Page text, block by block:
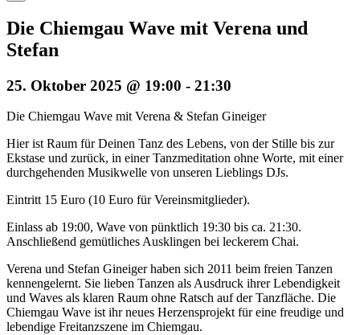
Die Chiemgau Wave mit Verena und
Stefan
25. Oktober 2025 @ 19:00 - 21:30
Die Chiemgau Wave mit Verena & Stefan Gineiger
Hier ist Raum für Deinen Tanz des Lebens, von der Stille bis zur
Ekstase und zurück, in einer Tanzmeditation ohne Worte, mit einer
durchgehenden Musikwelle von unseren Lieblings DJs.
Eintritt 15 Euro (10 Euro für Vereinsmitglieder).
Einlass ab 19:00, Wave von pünktlich 19:30 bis ca. 21:30.
Anschließend gemütliches Ausklingen bei leckerem Chai.
Verena und Stefan Gineiger haben sich 2011 beim freien Tanzen
kennengelernt. Sie lieben Tanzen als Ausdruck ihrer Lebendigkeit
und Waves als klaren Raum ohne Ratsch auf der Tanzfläche. Die
Chiemgau Wave ist ihr neues Herzensprojekt für eine freudige und
lebendige Freitanzszene im Chiemgau.